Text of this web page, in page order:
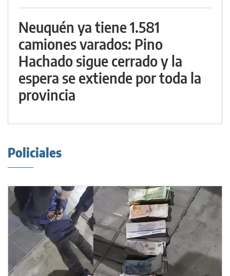
Neuquén ya tiene 1.581
camiones varados: Pino
Hachado sigue cerrado y la
espera se extiende por toda la
provincia
Policiales